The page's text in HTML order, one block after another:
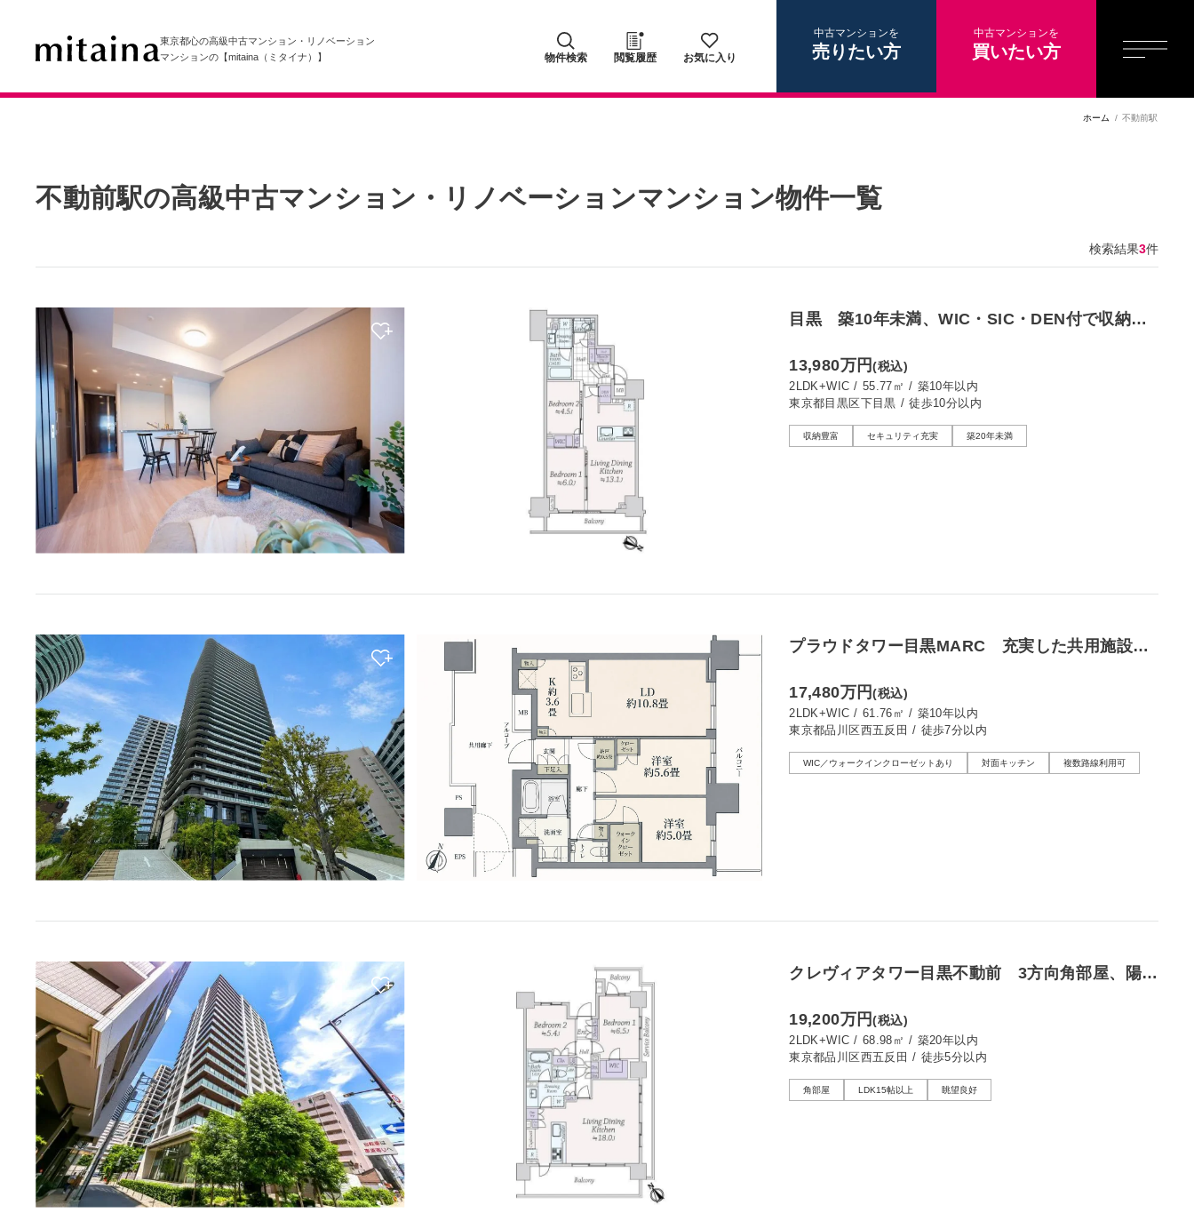
東京都心の高級中古マンション・リノベーション
マンションの【mitaina（ミタイナ）】
物件検索 閲覧履歴 お気に入り
中古マンションを
売りたい方
中古マンションを
買いたい方
ホーム 不動前駅
不動前駅の高級中古マンション・リノベーションマンション物件一覧
検索結果3件
目黒 築10年未満、WIC・SIC・DEN付で収納豊
13,980万円(税込)
2LDK+WIC / 55.77㎡ / 築10年以内
東京都目黒区下目黒 / 徒歩10分以内
収納豊富 セキュリティ充実 築20年未満
プラウドタワー目黒MARC 充実した共用施設で
17,480万円(税込)
2LDK+WIC / 61.76㎡ / 築10年以内
東京都品川区西五反田 / 徒歩7分以内
WIC／ウォークインクローゼットあり 対面キッチン 複数路線利用可
クレヴィアタワー目黒不動前 3方向角部屋、陽当
19,200万円(税込)
2LDK+WIC / 68.98㎡ / 築20年以内
東京都品川区西五反田 / 徒歩5分以内
角部屋 LDK15帖以上 眺望良好